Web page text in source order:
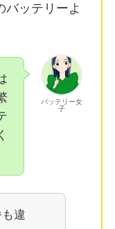
バッテリーよ
バッテリー女
子
違